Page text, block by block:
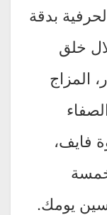
بدقة
خلق
المزاج
فايف،
يومك.